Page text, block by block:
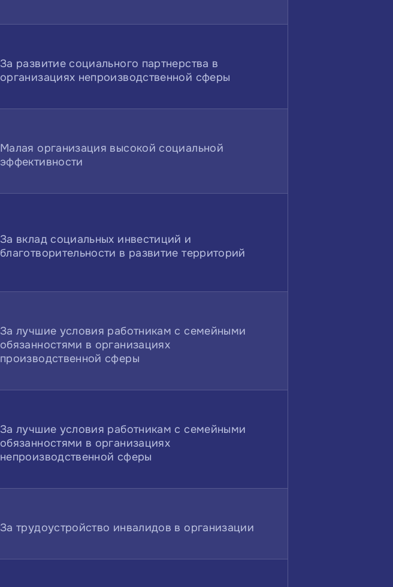
За развитие социального партнерства в
организациях непроизводственной сферы
Малая организация высокой социальной
эффективности
За вклад социальных инвестиций и
благотворительности в развитие территорий
За лучшие условия работникам с семейными
обязанностями в организациях
производственной сферы
За лучшие условия работникам с семейными
обязанностями в организациях
непроизводственной сферы
За трудоустройство инвалидов в организации